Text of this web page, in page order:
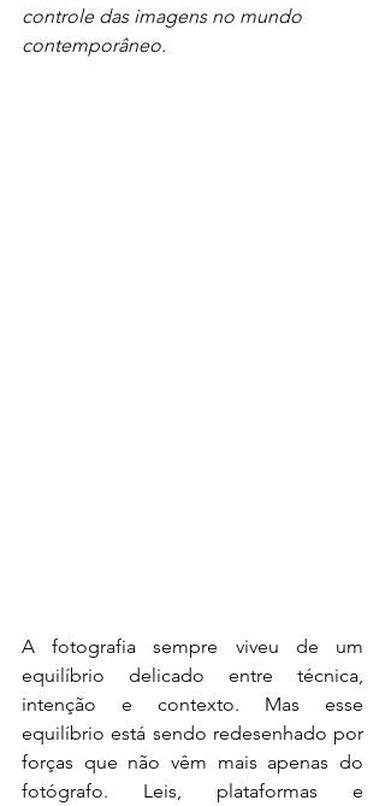
controle das imagens no mundo
contemporâneo.
A fotografia sempre viveu de um
equilíbrio delicado entre técnica,
intenção e contexto. Mas esse
equilíbrio está sendo redesenhado por
forças que não vêm mais apenas do
fotógrafo. Leis, plataformas e